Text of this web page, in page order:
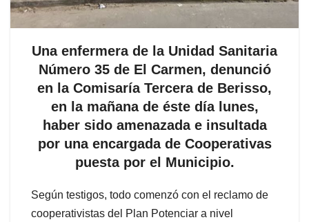
Una enfermera de la Unidad Sanitaria
Número 35 de El Carmen, denunció
en la Comisaría Tercera de Berisso,
en la mañana de éste día lunes,
haber sido amenazada e insultada
por una encargada de Cooperativas
puesta por el Municipio.
Según testigos, todo comenzó con el reclamo de
cooperativistas del Plan Potenciar a nivel